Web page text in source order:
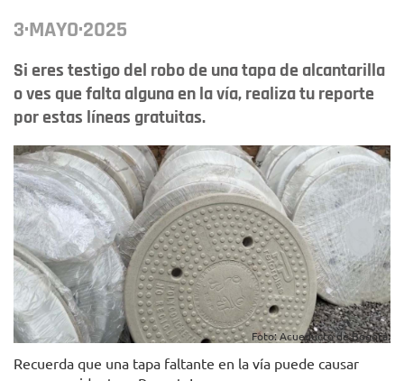
3·MAYO·2025
Si eres testigo del robo de una tapa de alcantarilla
o ves que falta alguna en la vía, realiza tu reporte
por estas líneas gratuitas.
Foto: Acueducto de Bogotá.
Recuerda que una tapa faltante en la vía puede causar